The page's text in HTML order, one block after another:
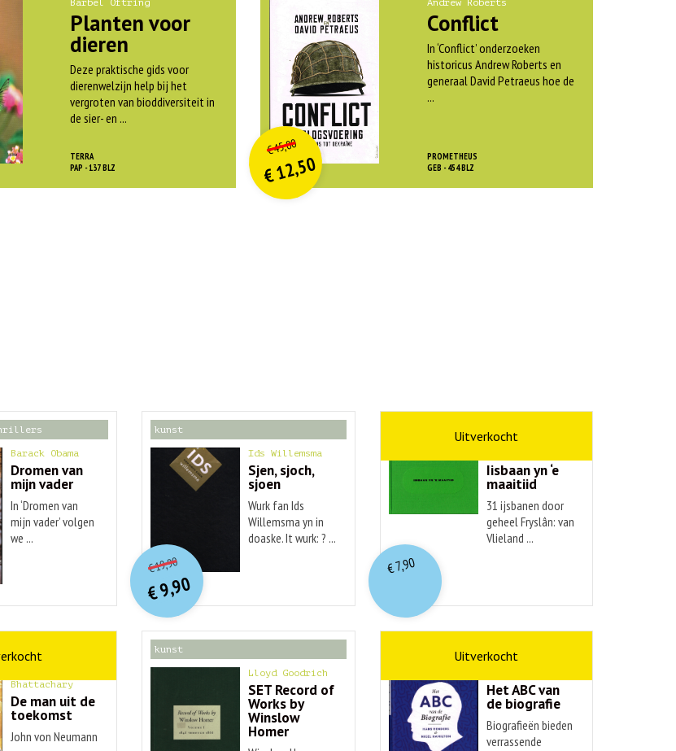
Bärbel Oftring
Planten voor
dieren
Deze praktische gids voor
dierenwelzijn help bij het
vergroten van bioddiversiteit in
de sier- en ...
TERRA
PAP - 137 BLZ
Andrew Roberts
Conflict
In ‘Conflict’ onderzoeken
historicus Andrew Roberts en
generaal David Petraeus hoe de
...
PROMETHEUS
GEB - 454 BLZ
€45,00O
orspr
onkelijke
prijs
was:
€ 45,00.
€12,50
Huidige
prijs
is:€ 12,50.
Barack Obama
Dromen van
mijn vader
In ‘Dromen van
mijn vader’ volgen
we ...
kunst
Ids Willemsma
Sjen, sjoch,
sjoen
Wurk fan Ids
Willemsma yn in
doaske. It wurk: ? ...
€19,90O
orspr
onkelijke
prijs
was:
€ 19,90.
€9,90
Huidige
prijs
is:
€ 9,90.
Iisbaan yn ‘e
maaitiid
31 ijsbanen door
geheel Fryslân: van
Vlieland ...
€7,90
Bhattachary
De man uit de
toekomst
John von Neumann
kunst
Lloyd Goodrich
SET Record of
Works by
Winslow
Homer
Het ABC van
de biografie
Biografieën bieden
verrassende